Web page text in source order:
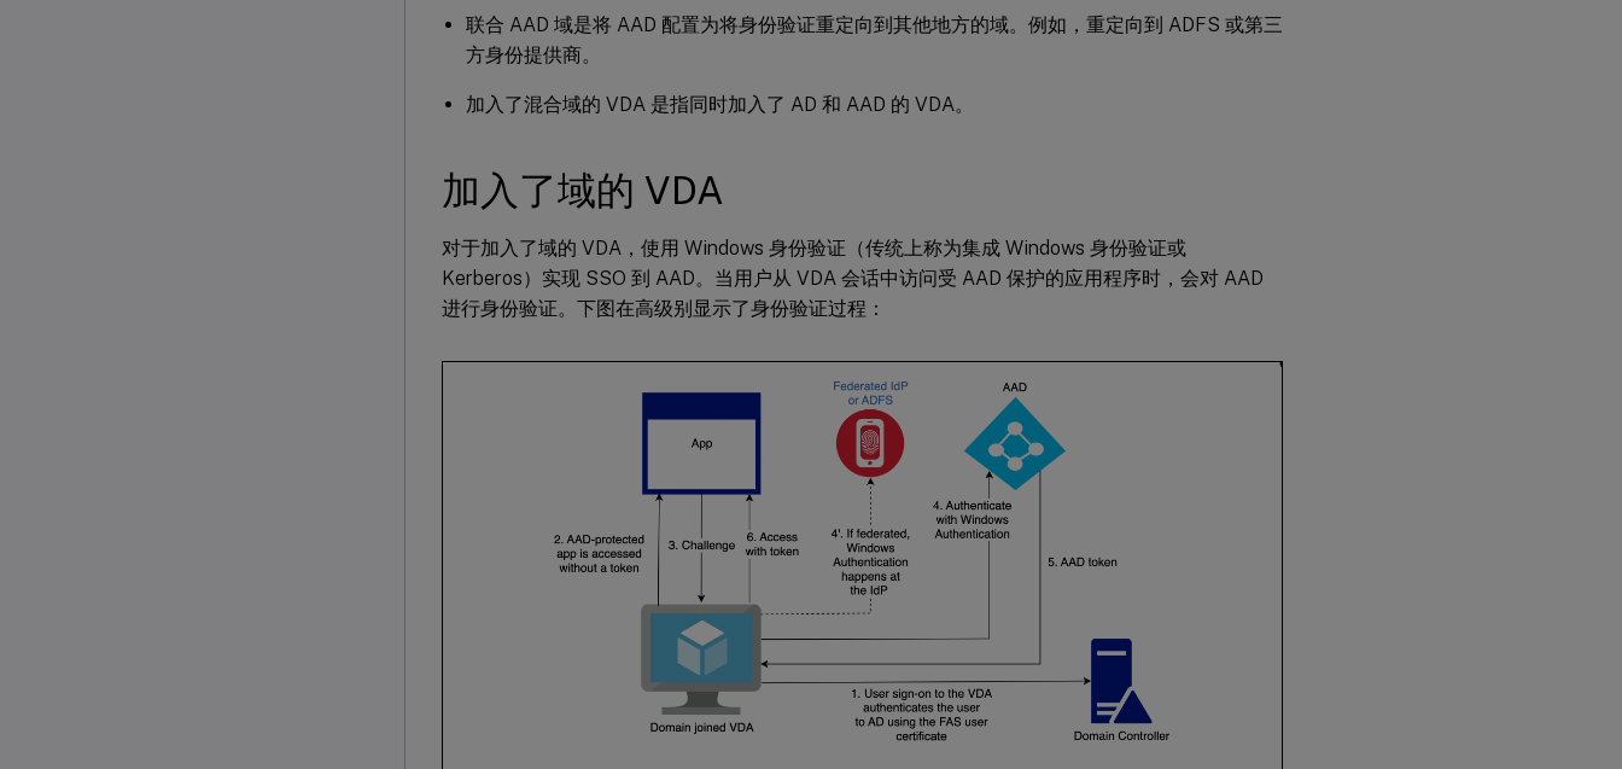
联合 AAD 域是将 AAD 配置为将身份验证重定向到其他地方的域。例如，重定向到 ADFS 或第三
方身份提供商。
加入了混合域的 VDA 是指同时加入了 AD 和 AAD 的 VDA。
加入了域的 VDA
对于加入了域的 VDA，使用 Windows 身份验证（传统上称为集成 Windows 身份验证或
Kerberos）实现 SSO 到 AAD。当用户从 VDA 会话中访问受 AAD 保护的应用程序时，会对 AAD
进行身份验证。下图在高级别显示了身份验证过程：